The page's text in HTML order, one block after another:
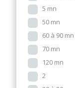
5 mn
50 mn
60 à 90 mn
70 mn
120 mn
2